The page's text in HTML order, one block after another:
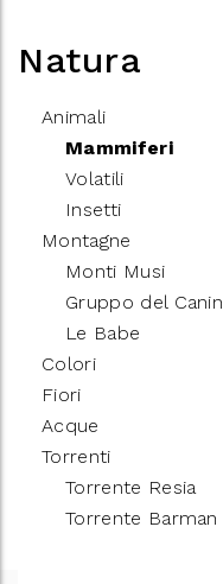
Natura
Animali
Mammiferi
Volatili
Insetti
Montagne
Monti Musi
Gruppo del Canin
Le Babe
Colori
Fiori
Acque
Torrenti
Torrente Resia
Torrente Barman